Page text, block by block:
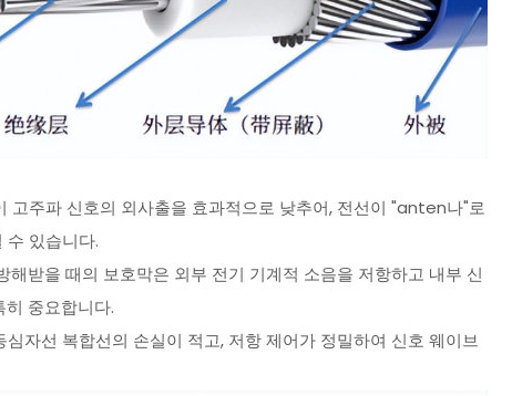
고주파 신호의 외사출을 효과적으로 낮추어, 전선이 "anten나"로
수 있습니다.
받을 때의 보호막은 외부 전기 기계적 소음을 저항하고 내부 신
중요합니다.
자선 복합선의 손실이 적고, 저항 제어가 정밀하여 신호 웨이브